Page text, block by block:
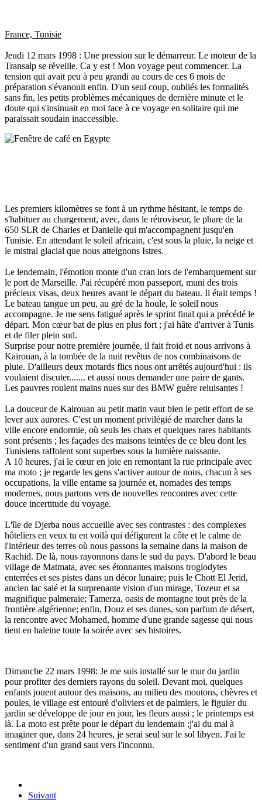
France, Tunisie
Jeudi 12 mars 1998 : Une pression sur le démarreur. Le moteur de la
Transalp se réveille. Ca y est ! Mon voyage peut commencer. La
tension qui avait peu à peu grandi au cours de ces 6 mois de
préparation s'évanouit enfin. D'un seul coup, oubliés les formalités
sans fin, les petits problèmes mécaniques de dernière minute et le
doute qui s'insinuait en moi face à ce voyage en solitaire qui me
paraissait soudain inaccessible.
Les premiers kilomètres se font à un rythme hésitant, le temps de
s'habituer au chargement, avec, dans le rétroviseur, le phare de la
650 SLR de Charles et Danielle qui m'accompagnent jusqu'en
Tunisie. En attendant le soleil africain, c'est sous la pluie, la neige et
le mistral glacial que nous atteignons Istres.
Le lendemain, l'émotion monte d'un cran lors de l'embarquement sur
le port de Marseille. J'ai récupéré mon passeport, muni des trois
précieux visas, deux heures avant le départ du bateau. Il était temps !
Le bateau tangue un peu, au gré de la houle, le soleil nous
accompagne. Je me sens fatigué après le sprint final qui a précédé le
départ. Mon cœur bat de plus en plus fort ; j'ai hâte d'arriver à Tunis
et de filer plein sud.
Surprise pour notre première journée, il fait froid et nous arrivons à
Kairouan, à la tombée de la nuit revêtus de nos combinaisons de
pluie. D'ailleurs deux motards flics nous ont arrêtés aujourd'hui : ils
voulaient discuter....... et aussi nous demander une paire de gants.
Les pauvres roulent mains nues sur des BMW guère reluisantes !
La douceur de Kairouan au petit matin vaut bien le petit effort de se
lever aux aurores. C'est un moment privilégié de marcher dans la
ville encore endormie, où seuls les chats et quelques rares habitants
sont présents ; les façades des maisons teintées de ce bleu dont les
Tunisiens raffolent sont superbes sous la lumière naissante.
A 10 heures, j'ai le cœur en joie en remontant la rue principale avec
ma moto ; je regarde les gens s'activer autour de nous, chacun à ses
occupations, la ville entame sa journée et, nomades des temps
modernes, nous partons vers de nouvelles rencontres avec cette
douce incertitude du voyage.
L'île de Djerba nous accueille avec ses contrastes : des complexes
hôteliers en veux tu en voilà qui défigurent la côte et le calme de
l'intérieur des terres où nous passons la semaine dans la maison de
Rachid. De là, nous rayonnons dans le sud du pays. D'abord le beau
village de Matmata, avec ses étonnantes maisons troglodytes
enterrées et ses pistes dans un décor lunaire; puis le Chott El Jerid,
ancien lac salé et la surprenante vision d'un mirage, Tozeur et sa
magnifique palmeraie; Tamerza, oasis de montagne tout près de la
frontière algérienne; enfin, Douz et ses dunes, son parfum de désert,
la rencontre avec Mohamed, homme d'une grande sagesse qui nous
tient en haleine toute la soirée avec ses histoires.
Dimanche 22 mars 1998: Je me suis installé sur le mur du jardin
pour profiter des derniers rayons du soleil. Devant moi, quelques
enfants jouent autour des maisons, au milieu des moutons, chèvres et
poules, le village est entouré d'oliviers et de palmiers, le figuier du
jardin se développe de jour en jour, les fleurs aussi ; le printemps est
là. La moto est prête pour le départ du lendemain ;j'ai du mal à
imaginer que, dans 24 heures, je serai seul sur le sol libyen. J'ai le
sentiment d'un grand saut vers l'inconnu.
Suivant